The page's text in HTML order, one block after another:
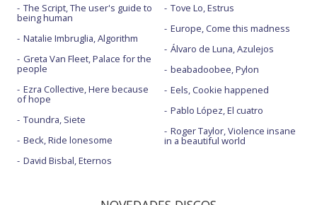
The Script, The user's guide to
being human
Natalie Imbruglia, Algorithm
Greta Van Fleet, Palace for the
people
Ezra Collective, Here because
of hope
Toundra, Siete
Beck, Ride lonesome
David Bisbal, Eternos
Tove Lo, Estrus
Europe, Come this madness
Álvaro de Luna, Azulejos
beabadoobee, Pylon
Eels, Cookie happened
Pablo López, El cuatro
Roger Taylor, Violence insane
in a beautiful world